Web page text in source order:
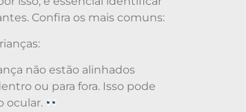
Confira os mais comuns:
não estão alinhados
ou para fora. Isso pode
ocular.